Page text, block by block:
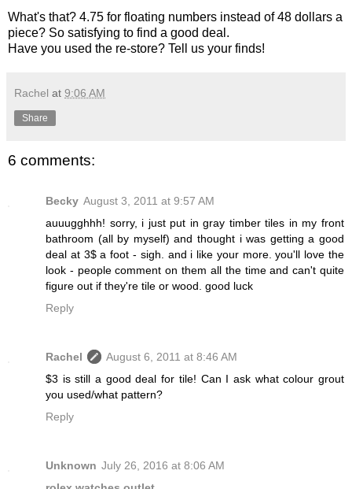
What's that? 4.75 for floating numbers instead of 48 dollars a
piece? So satisfying to find a good deal.
Have you used the re-store? Tell us your finds!
Rachel at 9:06 AM
Share
6 comments:
Becky August 3, 2011 at 9:57 AM
auuugghhh! sorry, i just put in gray timber tiles in my front
bathroom (all by myself) and thought i was getting a good
deal at 3$ a foot - sigh. and i like your more. you'll love the
look - people comment on them all the time and can't quite
figure out if they're tile or wood. good luck
Reply
Rachel
August 6, 2011 at 8:46 AM
$3 is still a good deal for tile! Can I ask what colour grout
you used/what pattern?
Reply
Unknown July 26, 2016 at 8:06 AM